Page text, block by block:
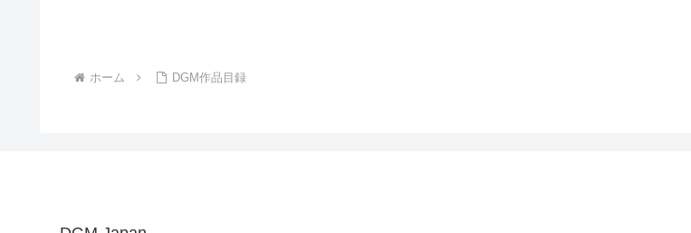
ホーム DGM作品目録